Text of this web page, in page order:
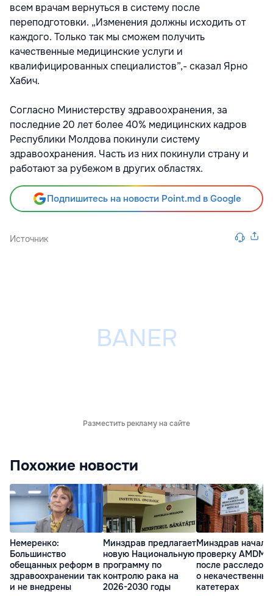
всем врачам вернуться в систему после
переподготовки. „Изменения должны исходить от
каждого. Только так мы сможем получить
качественные медицинские услуги и
квалифицированных специалистов”,- сказал Ярно
Хабич.
Согласно Министерству здравоохранения, за
последние 20 лет более 40% медицинских кадров
Республики Молдова покинули систему
здравоохранения. Часть из них покинули страну и
работают за рубежом в других областях.
Подпишитесь на новости Point.md в Google
Источник
Разместить рекламу на сайте
Похожие новости
Немеренко:
Большинство
обещанных реформ в
здравоохранении так
и не внедрены
Минздрав предлагает
новую Национальную
программу по
контролю рака на
2026-2030 годы
Минздрав начал
проверку AMDM
после
о некачественных
катетерах